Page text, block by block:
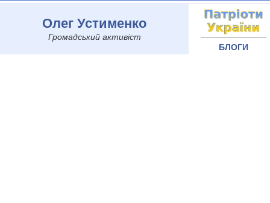
Олег Устименко
Громадський активіст
БЛОГИ